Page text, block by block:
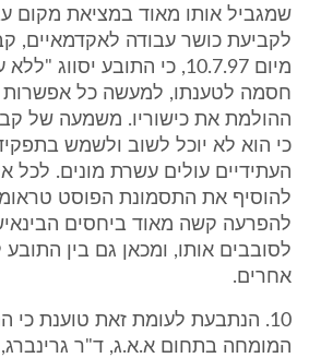
שמגביל אותו מאוד במציאת מקום
לקביעת כושר עבודה לאקדמאיים,
מיום 10.7.97, כי התובע
חסמה לטענתו, למעשה כל אפשרות
ההולמת את כישוריו. משמעה של
כי הוא לא יוכל לשוב ולשמש
העתידיים עולים עשרת מונים. לכל
להוסיף את התסמונת הפוסט
להפרעה קשה מאוד ביחסים
לסובבים אותו, ומכאן גם בין התובע
אחרים.
10. הנתבעת לעומת זאת טוענת כי
המומחה בתחום א.א.ג, ד"ר